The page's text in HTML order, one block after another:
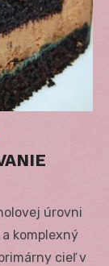
úrovni
komplexný
cieľ v